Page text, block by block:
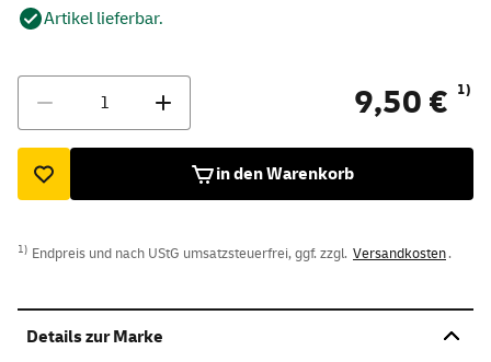
Artikel lieferbar.
9,50 € 1)
in den Warenkorb
1) Endpreis und nach UStG umsatzsteuerfrei, ggf. zzgl. Versandkosten.
Details zur Marke